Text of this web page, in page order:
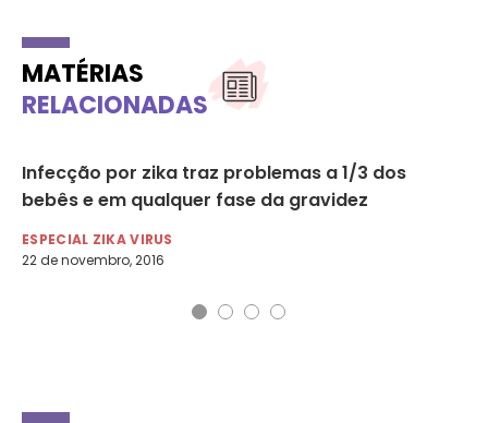
MATÉRIAS
RELACIONADAS
Infecção por zika traz problemas a 1/3 dos
bebês e em qualquer fase da gravidez
ESPECIAL ZIKA VIRUS
22 de novembro, 2016